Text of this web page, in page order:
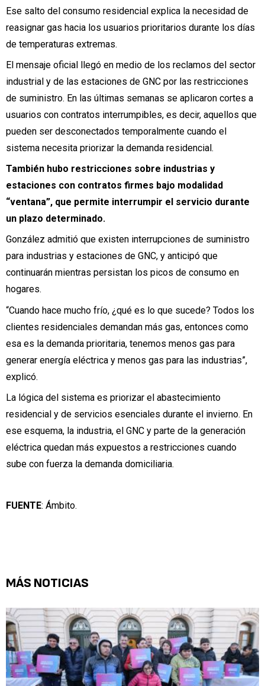
Ese salto del consumo residencial explica la necesidad de
reasignar gas hacia los usuarios prioritarios durante los días
de temperaturas extremas.
El mensaje oficial llegó en medio de los reclamos del sector
industrial y de las estaciones de GNC por las restricciones
de suministro. En las últimas semanas se aplicaron cortes a
usuarios con contratos interrumpibles, es decir, aquellos que
pueden ser desconectados temporalmente cuando el
sistema necesita priorizar la demanda residencial.
También hubo restricciones sobre industrias y
estaciones con contratos firmes bajo modalidad
“ventana”, que permite interrumpir el servicio durante
un plazo determinado.
González admitió que existen interrupciones de suministro
para industrias y estaciones de GNC, y anticipó que
continuarán mientras persistan los picos de consumo en
hogares.
“Cuando hace mucho frío, ¿qué es lo que sucede? Todos los
clientes residenciales demandan más gas, entonces como
esa es la demanda prioritaria, tenemos menos gas para
generar energía eléctrica y menos gas para las industrias”,
explicó.
La lógica del sistema es priorizar el abastecimiento
residencial y de servicios esenciales durante el invierno. En
ese esquema, la industria, el GNC y parte de la generación
eléctrica quedan más expuestos a restricciones cuando
sube con fuerza la demanda domiciliaria.
FUENTE: Ámbito.
MÁS NOTICIAS